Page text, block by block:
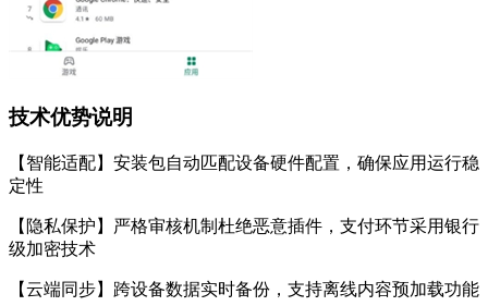
技术优势说明
【智能适配】安装包自动匹配设备硬件配置，确保应用运行稳
定性
【隐私保护】严格审核机制杜绝恶意插件，支付环节采用银行
级加密技术
【云端同步】跨设备数据实时备份，支持离线内容预加载功能